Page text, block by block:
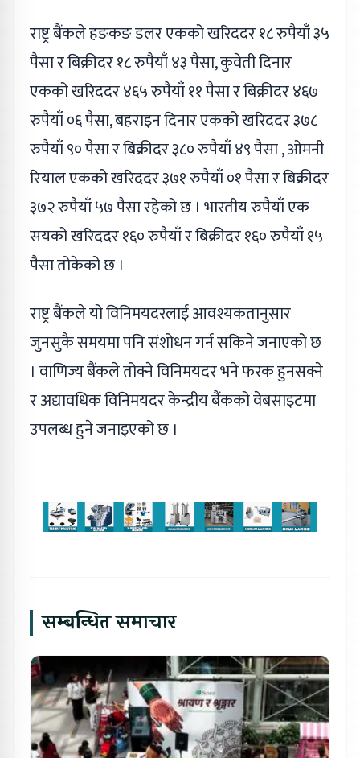
राष्ट्र बैंकले हङकङ डलर एकको खरिददर १८ रुपैयाँ ३५
पैसा र बिक्रीदर १८ रुपैयाँ ४३ पैसा, कुवेती दिनार
एकको खरिददर ४६५ रुपैयाँ ११ पैसा र बिक्रीदर ४६७
रुपैयाँ ०६ पैसा, बहराइन दिनार एकको खरिददर ३७८
रुपैयाँ ९० पैसा र बिक्रीदर ३८० रुपैयाँ ४९ पैसा , ओमनी
रियाल एकको खरिददर ३७१ रुपैयाँ ०१ पैसा र बिक्रीदर
३७२ रुपैयाँ ५७ पैसा रहेको छ । भारतीय रुपैयाँ एक
सयको खरिददर १६० रुपैयाँ र बिक्रीदर १६० रुपैयाँ १५
पैसा तोकेको छ ।
राष्ट्र बैंकले यो विनिमयदरलाई आवश्यकतानुसार
जुनसुकै समयमा पनि संशोधन गर्न सकिने जनाएको छ
। वाणिज्य बैंकले तोक्ने विनिमयदर भने फरक हुनसक्ने
र अद्यावधिक विनिमयदर केन्द्रीय बैंकको वेबसाइटमा
उपलब्ध हुने जनाइएको छ ।
सम्बन्धित समाचार